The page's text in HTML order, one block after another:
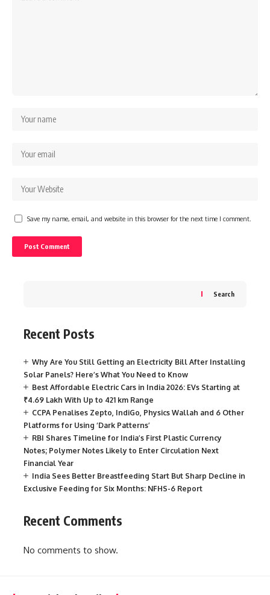
Save my name, email, and website in this browser for the next time I comment.
Search
Recent Posts
Why Are You Still Getting an Electricity Bill After Installing
Solar Panels? Here’s What You Need to Know
Best Affordable Electric Cars in India 2026: EVs Starting at
₹4.69 Lakh With Up to 421 km Range
CCPA Penalises Zepto, IndiGo, Physics Wallah and 6 Other
Platforms for Using ‘Dark Patterns’
RBI Shares Timeline for India’s First Plastic Currency
Notes; Polymer Notes Likely to Enter Circulation Next
Financial Year
India Sees Better Breastfeeding Start But Sharp Decline in
Exclusive Feeding for Six Months: NFHS-6 Report
Recent Comments
No comments to show.